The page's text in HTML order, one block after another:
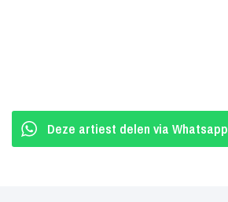
Deze artiest delen via Whatsapp